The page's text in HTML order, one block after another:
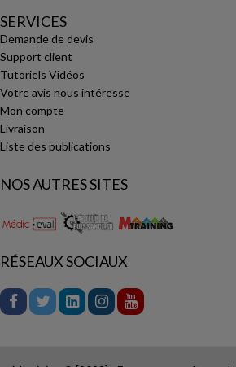
SERVICES
Demande de devis
Support client
Tutoriels Vidéos
Votre avis nous intéresse
Mon compte
Livraison
Liste des publications
NOS AUTRES SITES
RÉSEAUX SOCIAUX